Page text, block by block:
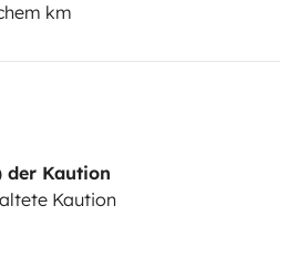
km
der Kaution
Kaution